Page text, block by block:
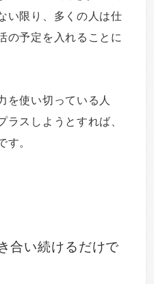
い限り、多くの人は仕
の予定を入れることに
を使い切っている人
ラスしようとすれば、
。
合い続けるだけで